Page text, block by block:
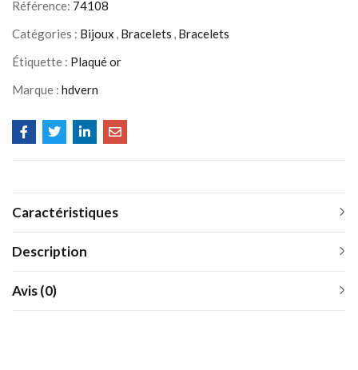
Référence: 74108
Catégories : Bijoux , Bracelets , Bracelets
Étiquette : Plaqué or
Marque : hdvern
Caractéristiques
Description
Avis (0)